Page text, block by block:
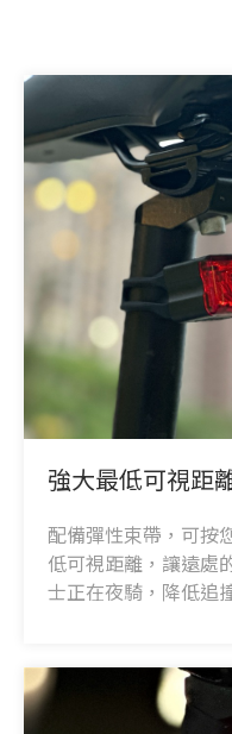
強大最低可視距
配備彈性束帶，可按
低可視距離，讓遠處
士正在夜騎，降低追